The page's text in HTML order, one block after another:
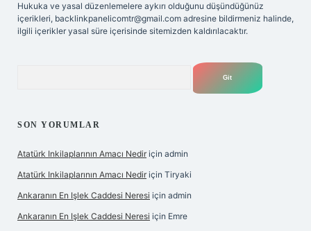
Hukuka ve yasal düzenlemelere aykırı olduğunu düşündüğünüz
içerikleri, backlinkpanelicomtr@gmail.com adresine bildirmeniz halinde,
ilgili içerikler yasal süre içerisinde sitemizden kaldırılacaktır.
SON YORUMLAR
Atatürk Inkilaplarının Amacı Nedir için admin
Atatürk Inkilaplarının Amacı Nedir için Tiryaki
Ankaranın En Işlek Caddesi Neresi için admin
Ankaranın En Işlek Caddesi Neresi için Emre